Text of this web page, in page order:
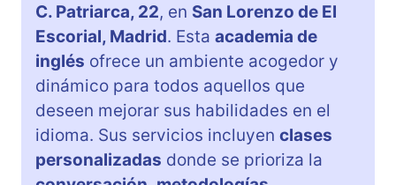
C. Patriarca, 22, en San Lorenzo de El
Escorial, Madrid. Esta academia de
inglés ofrece un ambiente acogedor y
dinámico para todos aquellos que
deseen mejorar sus habilidades en el
idioma. Sus servicios incluyen clases
personalizadas donde se prioriza la